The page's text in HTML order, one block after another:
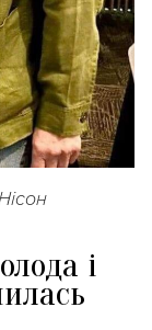
і